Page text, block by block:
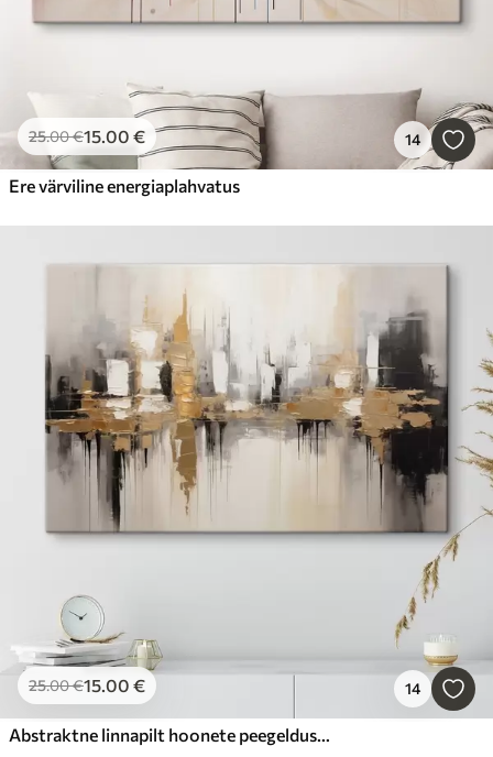
25.00€15.00 € 14
Ere värviline energiaplahvatus
25.00€15.00 € 14
Abstraktne linnapilt hoonete peegeldustega vees, mis on loodud neutraalsetes toonides ja soojade toonide aktsentidega